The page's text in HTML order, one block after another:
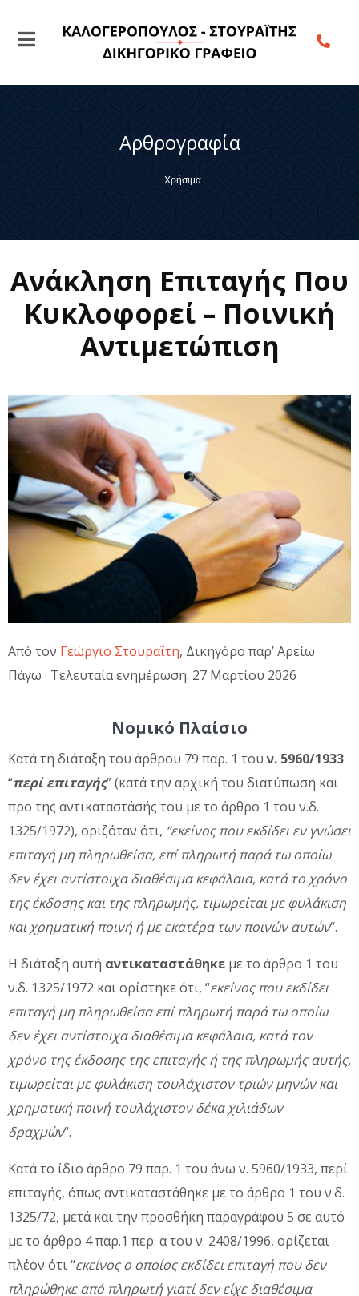
Αρθρογραφία
Χρήσιμα
Ανάκληση Επιταγής Που
Κυκλοφορεί – Ποινική
Αντιμετώπιση
Από τον Γεώργιο Στουραΐτη, Δικηγόρο παρ’ Αρείω
Πάγω · Τελευταία ενημέρωση: 27 Μαρτίου 2026
Νομικό Πλαίσιο
Κατά τη διάταξη του άρθρου 79 παρ. 1 τουν. 5960/1933
“περί επιταγής” (κατά την αρχική του διατύπωση και
προ της αντικαταστάσής του με το άρθρο 1 του ν.δ.
1325/1972), οριζόταν ότι, “εκείνος που εκδίδει εν γνώσει
επιταγή μη πληρωθείσα, επί πληρωτή παρά τω οποίω
δεν έχει αντίστοιχα διαθέσιμα κεφάλαια, κατά το χρόνο
της έκδοσης και της πληρωμής, τιμωρείται με φυλάκιση
και χρηματική ποινή ή με εκατέρα των ποινών αυτών“.
Η διάταξη αυτή αντικαταστάθηκε με το άρθρο 1 του
ν.δ. 1325/1972 και ορίστηκε ότι, “εκείνος που εκδίδει
επιταγή μη πληρωθείσα επί πληρωτή παρά τω οποίω
δεν έχει αντίστοιχα διαθέσιμα κεφάλαια, κατά τον
χρόνο της έκδοσης της επιταγής ή της πληρωμής αυτής,
τιμωρείται με φυλάκιση τουλάχιστον τριών μηνών και
χρηματική ποινή τουλάχιστον δέκα χιλιάδων
δραχμών“.
Κατά το ίδιο άρθρο 79 παρ. 1 του άνω ν. 5960/1933, περί
επιταγής, όπως αντικαταστάθηκε με το άρθρο 1 του ν.δ.
1325/72, μετά και την προσθήκη παραγράφου 5 σε αυτό
με το άρθρο 4 παρ.1 περ. α του ν. 2408/1996, ορίζεται
πλέον ότι “εκείνος ο οποίος εκδίδει επιταγή που δεν
πληρώθηκε από πληρωτή γιατί δεν είχε διαθέσιμα